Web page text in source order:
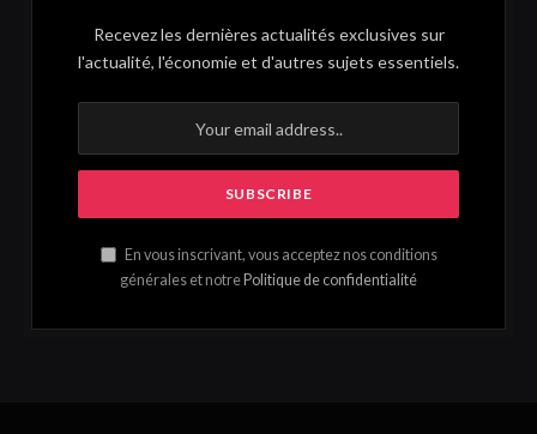
Recevez les dernières actualités exclusives sur
l'actualité, l'économie et d'autres sujets essentiels.
En vous inscrivant, vous acceptez nos conditions
générales et notre Politique de confidentialité